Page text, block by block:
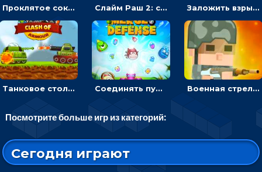
Проклятое сокровище: расставляй оборону, чтобы защищать камни – стратегия Слайм Раш 2: ставить оборону, чтобы побеждать захватчиков - для мальчиков Заложить взрывчатку, чтобы подорвать мост – военная стратегия
Танковое столкновение: запускать танки или захватывать базу противника – стратегия Соединять пушки, чтобы уничтожать монстров - стратегия Военная стрелялка: выпускать солдат и побеждать в сражении
Посмотрите больше игр из категорий:
Сегодня играют